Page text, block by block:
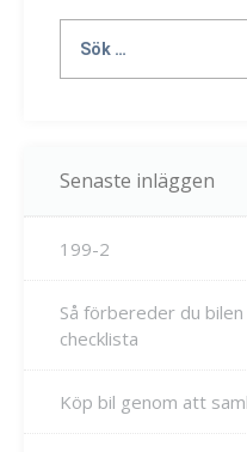
efter:
Senaste inläggen
199-2
Så förbereder du
checklista
Köp bil genom att